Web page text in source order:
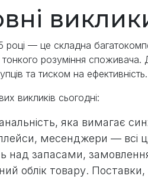
році — це складна
тонкого розуміння
та тиском на ефективність.
викликів сьогодні:
яка вимагає
месенджери — всі
над запасами,
облік товару.